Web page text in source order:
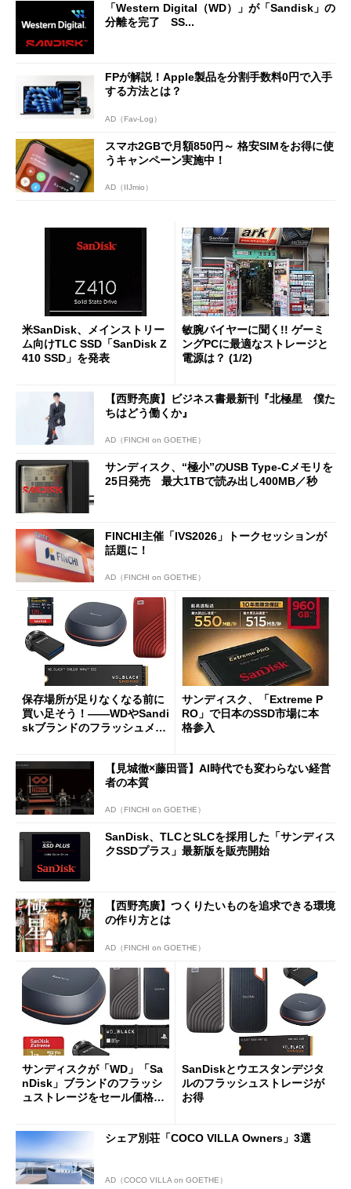
「Western Digital（WD）」が「Sandisk」の
分離を完了 SS...
FPが解説！Apple製品を分割手数料0円で入手
する方法とは？
AD（Fav-Log）
スマホ2GBで月額850円～ 格安SIMをお得に使
うキャンペーン実施中！
AD（IIJmio）
米SanDisk、メインストリー
ム向けTLC SSD「SanDisk Z
410 SSD」を発表
敏腕バイヤーに聞く!! ゲーミ
ングPCに最適なストレージと
電源は？ (1/2)
【西野亮廣】ビジネス書最新刊『北極星 僕た
ちはどう働くか』
AD（FINCHI on GOETHE）
サンディスク、“極小”のUSB Type-Cメモリを
25日発売 最大1TBで読み出し400MB／秒
FINCHI主催「IVS2026」トークセッションが
話題に！
AD（FINCHI on GOETHE）
保存場所が足りなくなる前に
買い足そう！――WDやSandi
skブランドのフラッシュメモ
サンディスク、「Extreme P
RO」で日本のSSD市場に本
格参入
【見城徹×藤田晋】AI時代でも変わらない経営
者の本質
AD（FINCHI on GOETHE）
SanDisk、TLCとSLCを採用した「サンディス
クSSDプラス」最新版を販売開始
【西野亮廣】つくりたいものを追求できる環境
の作り方とは
AD（FINCHI on GOETHE）
サンディスクが「WD」「Sa
nDisk」ブランドのフラッシ
ュストレージをセール価格で
SanDiskとウエスタンデジタ
ルのフラッシュストレージが
お得
シェア別荘「COCO VILLA Owners」3選
AD（COCO VILLA on GOETHE）